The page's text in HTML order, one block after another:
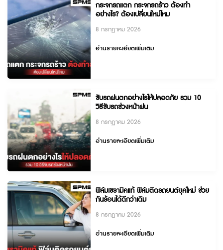
กระจกรถแตก กระจกรถร้าว ต้องทำ
อย่างไร? ต้องเปลี่ยนใหม่ไหม
8 กรกฎาคม 2026
อ่านรายละเอียดเพิ่มเติม
ขับรถฝนตกอย่างไรให้ปลอดภัย รวม 10
วิธีขับรถช่วงหน้าฝน
8 กรกฎาคม 2026
อ่านรายละเอียดเพิ่มเติม
ฟิล์มเซรามิคแท้ ฟิล์มติดรถยนต์ยุคใหม่ ช่วย
กันร้อนได้ดีกว่าเดิม
8 กรกฎาคม 2026
อ่านรายละเอียดเพิ่มเติม